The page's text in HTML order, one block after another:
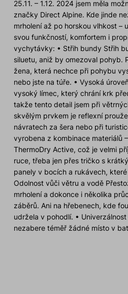
25.11. – 1.12. 2024 jsem měla
značky Direct Alpine. Kde jinde
mrholení až po horskou vlhkost –
svou funkčností, komfortem i
vychytávky: • Střih bundy Střih
siluetu, aniž by omezoval pohyb.
žena, která nechce při pohybu
nebo jste na túře. • Vysoká
vysoký límec, který chrání krk
takže tento detail jsem při
skvělým prvkem je reflexní
návratech za šera nebo při
vyrobena z kombinace materiálů
ThermoDry Active, což je velmi
ruce, třeba jen přes tričko s
panely v bocích a rukávech,
Odolnost vůči větru a vodě
mrholení a dokonce i několika
záběrů. Ani na hřebenech, kde
udržela v pohodlí. •
nezabere téměř žádné místo v